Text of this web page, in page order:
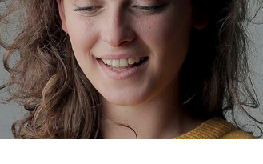
À PARIS 9H - 16H
À BORDEAUX 9H - 16H
À LILLE 17H - 20H